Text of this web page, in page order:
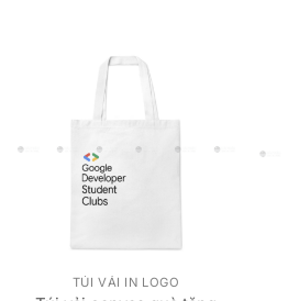
TÚI VẢI IN LOGO